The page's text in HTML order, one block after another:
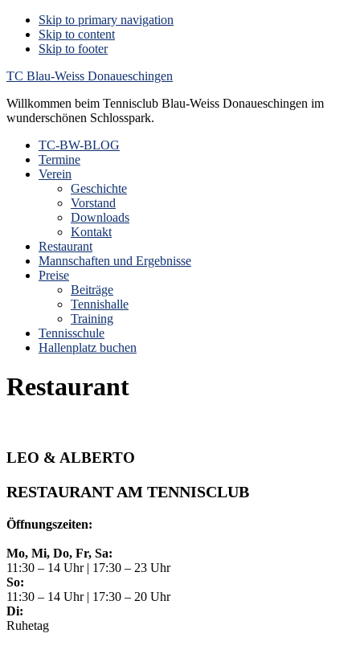
Skip to primary navigation
Skip to content
Skip to footer
TC Blau-Weiss Donaueschingen
Willkommen beim Tennisclub Blau-Weiss Donaueschingen im
wunderschönen Schlosspark.
TC-BW-BLOG
Termine
Verein
Geschichte
Vorstand
Downloads
Kontakt
Restaurant
Mannschaften und Ergebnisse
Preise
Beiträge
Tennishalle
Training
Tennisschule
Hallenplatz buchen
Restaurant
LEO & ALBERTO
RESTAURANT AM TENNISCLUB
Öffnungszeiten:
Mo, Mi, Do, Fr, Sa:
11:30 – 14 Uhr | 17:30 – 23 Uhr
So:
11:30 – 14 Uhr | 17:30 – 20 Uhr
Di:
Ruhetag